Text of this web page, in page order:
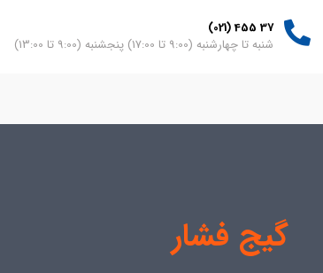
37 455 (021)
شنبه تا چهارشنبه (9:00 تا 17:00) پنجشنبه (9:00 تا 13:00)
گیج فشار